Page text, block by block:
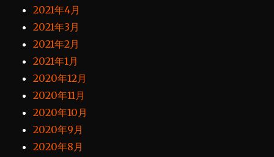
2021年4月
2021年3月
2021年2月
2021年1月
2020年12月
2020年11月
2020年10月
2020年9月
2020年8月